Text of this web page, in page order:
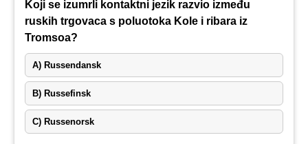
Koji se izumrli kontaktni jezik razvio između
ruskih trgovaca s poluotoka Kole i ribara iz
Tromsoa?
A) Russendansk
B) Russefinsk
C) Russenorsk